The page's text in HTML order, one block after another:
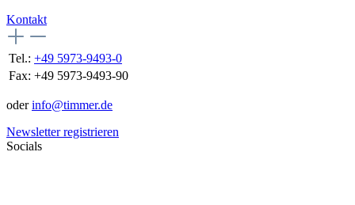
Kontakt
Tel.: +49 5973-9493-0
Fax: +49 5973-9493-90
oderinfo@timmer.de
Newsletter registrieren
Socials